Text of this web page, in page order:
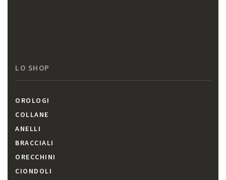
LO SHOP
OROLOGI
COLLANE
ANELLI
BRACCIALI
ORECCHINI
CIONDOLI